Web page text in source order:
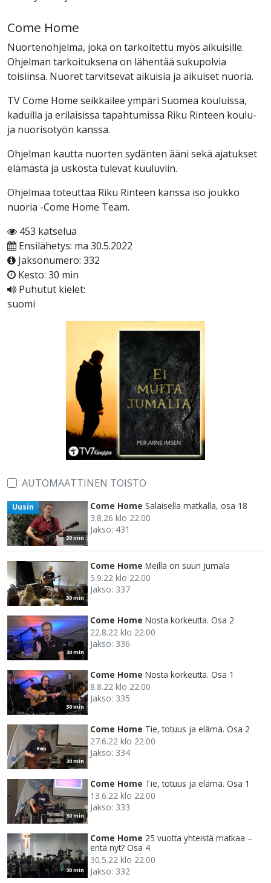
Come Home
Nuortenohjelma, joka on tarkoitettu myös aikuisille.
Ohjelman tarkoituksena on lähentää sukupolvia
toisiinsa. Nuoret tarvitsevat aikuisia ja aikuiset nuoria.
TV Come Home seikkailee ympäri Suomea kouluissa,
kaduilla ja erilaisissa tapahtumissa Riku Rinteen koulu-
ja nuorisotyön kanssa.
Ohjelman kautta nuorten sydänten ääni sekä ajatukset
elämästä ja uskosta tulevat kuuluviin.
Ohjelmaa toteuttaa Riku Rinteen kanssa iso joukko
nuoria -Come Home Team.
453 katselua
Ensilähetys: ma 30.5.2022
Jaksonumero: 332
Kesto: 30 min
Puhutut kielet:
suomi
AUTOMAATTINEN TOISTO
30 min
Uusin Come Home Salaisella matkalla, osa 18
3.8.26 klo 22.00
Jakso: 431
30 min
Come Home Meillä on suuri Jumala
5.9.22 klo 22.00
Jakso: 337
30 min
Come Home Nosta korkeutta. Osa 2
22.8.22 klo 22.00
Jakso: 336
30 min
Come Home Nosta korkeutta. Osa 1
8.8.22 klo 22.00
Jakso: 335
30 min
Come Home Tie, totuus ja elämä. Osa 2
27.6.22 klo 22.00
Jakso: 334
30 min
Come Home Tie, totuus ja elämä. Osa 1
13.6.22 klo 22.00
Jakso: 333
30 min
Come Home 25 vuotta yhteistä matkaa –
entä nyt? Osa 4
30.5.22 klo 22.00
Jakso: 332